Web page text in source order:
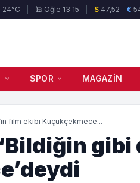
24°C 🕌 Öğle 13:15 $ 47,52 €
SPOR MAGAZIN
film ekibi Küçükçekmece...